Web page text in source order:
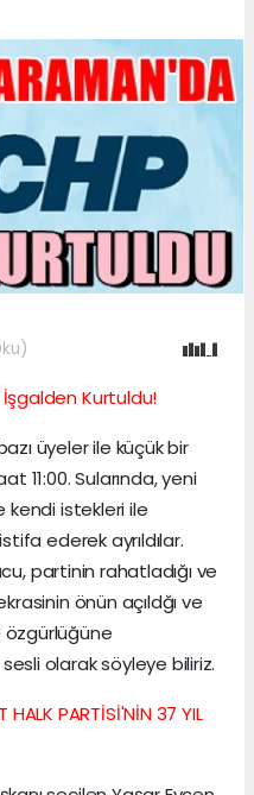
İşgalden Kurtuldu!
üyeler ile küçük bir
11:00. Sularında, yeni
kendi istekleri ile
ederek ayrıldılar.
partinin rahatladığı ve
önün açıldğı ve
olarak söyleye biliriz.
HALK PARTİSİ'NİN 37 YIL